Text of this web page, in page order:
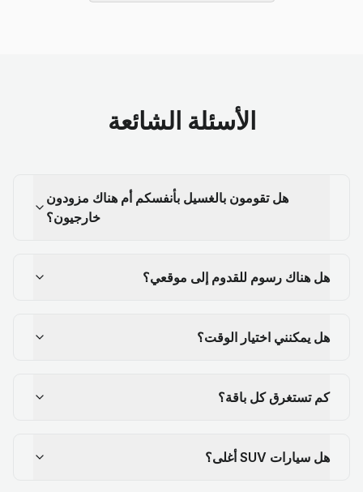
الأسئلة الشائعة
هل تقومون بالغسيل بأنفسكم أم هناك مزودون
خارجيون؟
هل هناك رسوم للقدوم إلى موقعي؟
هل يمكنني اختيار الوقت؟
كم تستغرق كل باقة؟
هل سيارات SUV أغلى؟